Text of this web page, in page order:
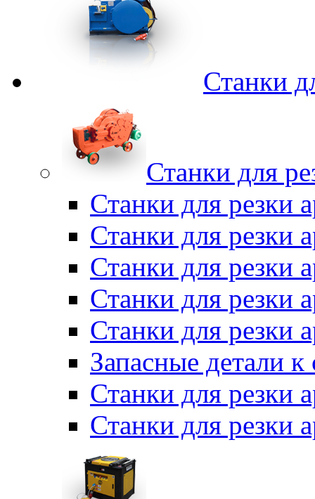
Станки
Станки для
Станки для резки
Станки для резки
Станки для резки
Станки для резки
Станки для резки
Запасные детали к
Станки для резки
Станки для резки